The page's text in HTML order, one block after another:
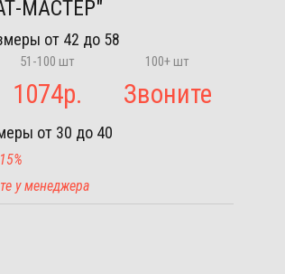
МАСТЕР"
от 42 до 58
51-100 шт 100+ шт
1074р. Звоните
от 30 до 40
у менеджера